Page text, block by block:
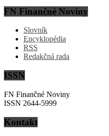
FN Finančné Noviny
Slovník
Encyklopédia
RSS
Redakčná rada
ISSN
FN Finančné Noviny
ISSN 2644-5999
Kontakt